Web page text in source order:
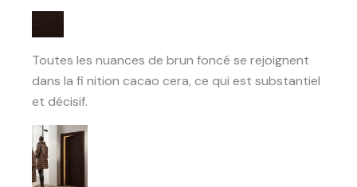
Toutes les nuances de brun foncé se rejoignent
dans la fi nition cacao cera, ce qui est substantiel
et décisif.